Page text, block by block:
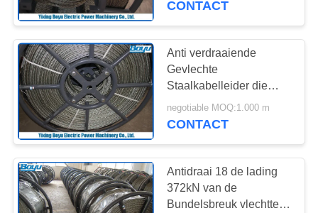
CONTACT
Anti verdraaiende
Gevlechte
Staalkabelleider die
Kabel 12 Bundels 6
Vierkanten 18mm
negotiable MOQ:1.000 m
CONTACT
Antidraai 18 de lading
372kN van de
Bundelsbreuk vlechtte